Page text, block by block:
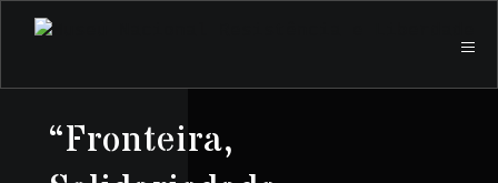
“Fronteira,